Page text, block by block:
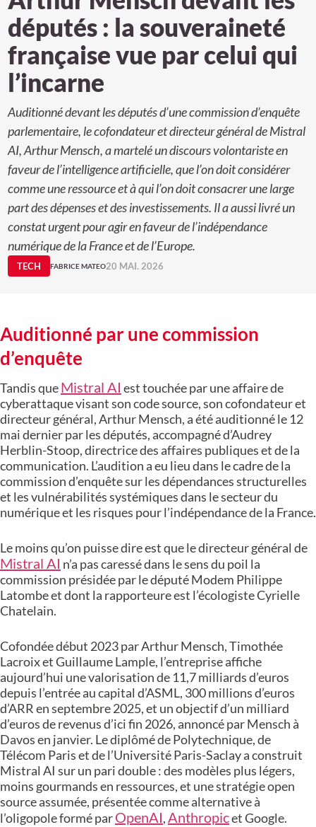
députés : la souveraineté
française vue par celui qui
l’incarne
Auditionné devant les députés d’une commission d’enquête
parlementaire, le cofondateur et directeur général de Mistral
AI, Arthur Mensch, a martelé un discours volontariste en
faveur de l’intelligence artificielle, que l’on doit considérer
comme une ressource et à qui l’on doit consacrer une large
part des dépenses et des investissements. Il a aussi livré un
constat urgent pour agir en faveur de l’indépendance
numérique de la France et de l’Europe.
TECH FABRICE MATEO20 MAI. 2026
Auditionné par une commission
d’enquête
Tandis queMistral AI est touchée par une affaire de
cyberattaque visant son code source, son cofondateur et
directeur général, Arthur Mensch, a été auditionné le 12
mai dernier par les députés, accompagné d’Audrey
Herblin-Stoop, directrice des affaires publiques et de la
communication. L’audition a eu lieu dans le cadre de la
commission d’enquête sur les dépendances structurelles
et les vulnérabilités systémiques dans le secteur du
numérique et les risques pour l’indépendance de la France.
Le moins qu’on puisse dire est que le directeur général de
Mistral AI n’a pas caressé dans le sens du poil la
commission présidée par le député Modem Philippe
Latombe et dont la rapporteure est l’écologiste Cyrielle
Chatelain.
Cofondée début 2023 par Arthur Mensch, Timothée
Lacroix et Guillaume Lample, l’entreprise affiche
aujourd’hui une valorisation de 11,7 milliards d’euros
depuis l’entrée au capital d’ASML, 300 millions d’euros
d’ARR en septembre 2025, et un objectif d’un milliard
d’euros de revenus d’ici fin 2026, annoncé par Mensch à
Davos en janvier. Le diplômé de Polytechnique, de
Télécom Paris et de l’Université Paris-Saclay a construit
Mistral AI sur un pari double : des modèles plus légers,
moins gourmands en ressources, et une stratégie open
source assumée, présentée comme alternative à
l’oligopole formé parOpenAI,Anthropicet Google.